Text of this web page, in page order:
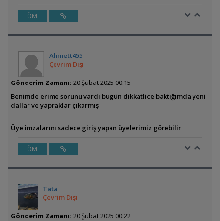
ÖM
Ahmett455
Çevrim Dışı
Gönderim Zamanı: 20 Şubat 2025 00:15
Benimde erime sorunu vardı bugün dikkatlice baktığımda yeni
dallar ve yapraklar çıkarmış
Üye imzalarını sadece giriş yapan üyelerimiz görebilir
ÖM
Tata
Çevrim Dışı
Gönderim Zamanı: 20 Şubat 2025 00:22